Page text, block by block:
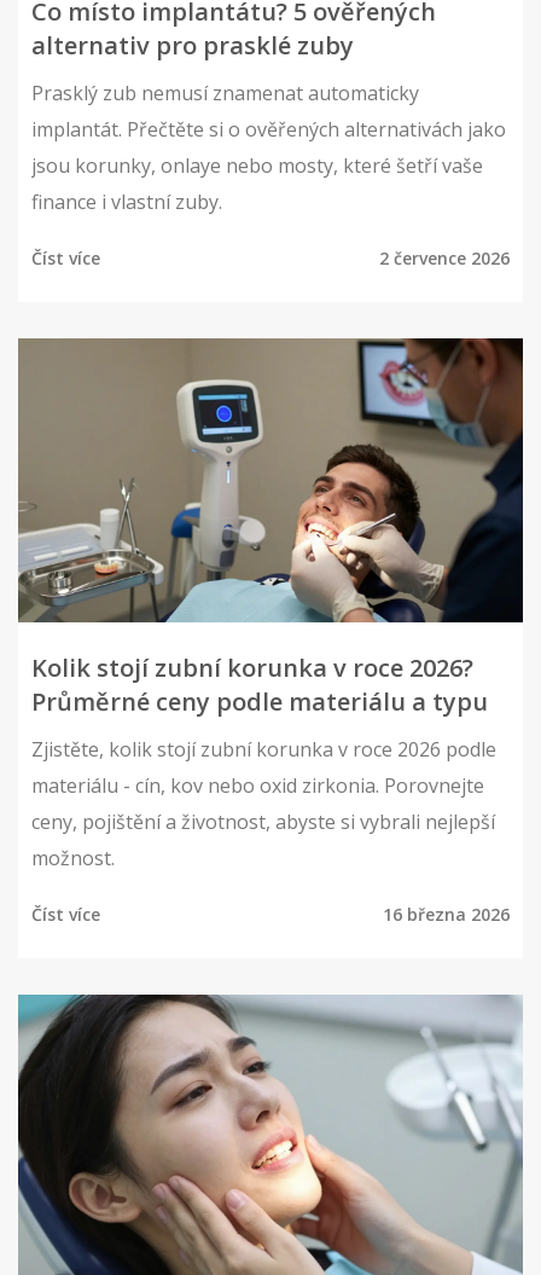
Co místo implantátu? 5 ověřených
alternativ pro prasklé zuby
Prasklý zub nemusí znamenat automaticky
implantát. Přečtěte si o ověřených alternativách jako
jsou korunky, onlaye nebo mosty, které šetří vaše
finance i vlastní zuby.
Číst více 2 července 2026
Kolik stojí zubní korunka v roce 2026?
Průměrné ceny podle materiálu a typu
Zjistěte, kolik stojí zubní korunka v roce 2026 podle
materiálu - cín, kov nebo oxid zirkonia. Porovnejte
ceny, pojištění a životnost, abyste si vybrali nejlepší
možnost.
Číst více 16 března 2026